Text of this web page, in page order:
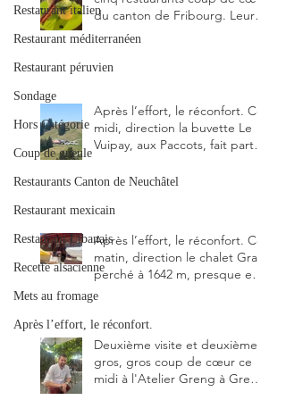
Restaurant italien
Restaurant méditerranéen
Restaurant péruvien
Sondage
Hors Catégorie
Coup de gueule
Restaurants Canton de Neuchâtel
Restaurant mexicain
Restaurant Libanais
Recette alsacienne
Mets au fromage
Après l’effort, le réconfort.
du canton de Fribourg. Leurs
particularités : un très bon
Alors, ne tardez pas à aller les
Après l’effort, le réconfort. Ce
midi, direction la buvette Le
Vuipay, aux Paccots, fait partie
que j’ai visitées du canton de
meilleure.
Après l’effort, le réconfort. Ce
matin, direction le chalet Grat
perché à 1642 m, presque en
dessous des Gastlosen. C’est
Grat et toujours avec autant
de plaisir.
Deuxième visite et deuxième
gros, gros coup de cœur ce
midi à l'Atelier Greng à Greng